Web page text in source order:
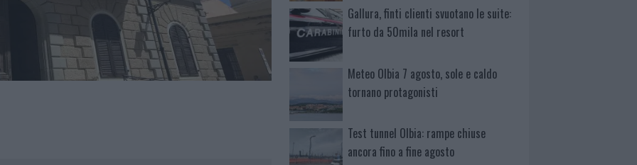
Gallura, finti clienti svuotano le suite:
furto da 50mila nel resort
Meteo Olbia 7 agosto, sole e caldo
tornano protagonisti
Test tunnel Olbia: rampe chiuse
ancora fino a fine agosto